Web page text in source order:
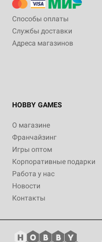
Способы оплаты
Службы доставки
Адреса магазинов
HOBBY GAMES
О магазине
Франчайзинг
Игры оптом
Корпоративные подарки
Работа у нас
Новости
Контакты